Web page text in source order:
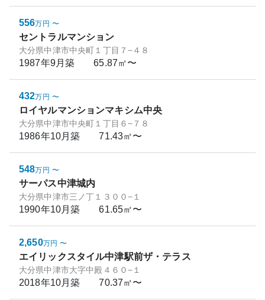
556万円 〜
セントラルマンション
大分県中津市中央町１丁目７−４８
1987年9月築 65.87㎡〜
432万円 〜
ロイヤルマンションマキシム中央
大分県中津市中央町１丁目６−７８
1986年10月築 71.43㎡〜
548万円 〜
サーパス中津城内
大分県中津市三ノ丁１３００−１
1990年10月築 61.65㎡〜
2,650万円 〜
エイリックスタイル中津駅前ザ・テラス
大分県中津市大字中殿４６０−１
2018年10月築 70.37㎡〜